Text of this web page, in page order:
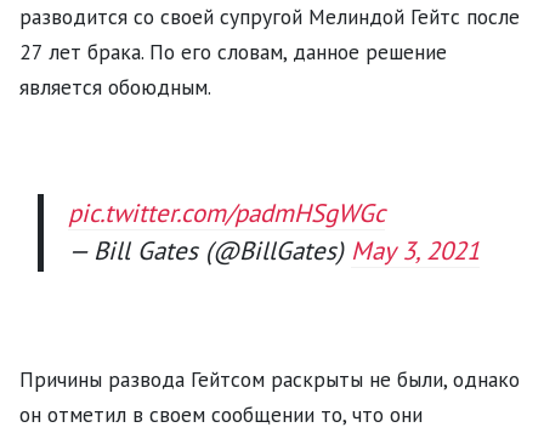
разводится со своей супругой Мелиндой Гейтс после
27 лет брака. По его словам, данное решение
является обоюдным.
pic.twitter.com/padmHSgWGc
— Bill Gates (@BillGates) May 3, 2021
Причины развода Гейтсом раскрыты не были, однако
он отметил в своем сообщении то, что они